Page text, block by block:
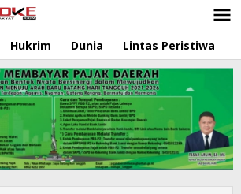
Hukrim Dunia Lintas Peristiwa